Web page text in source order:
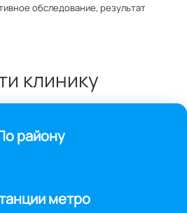
обследование, результат
клинику
району
метро